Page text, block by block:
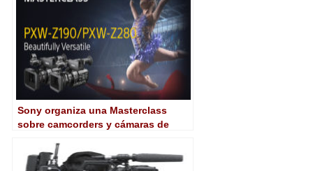
Sony organiza una Masterclass
sobre camcorders y cámaras de